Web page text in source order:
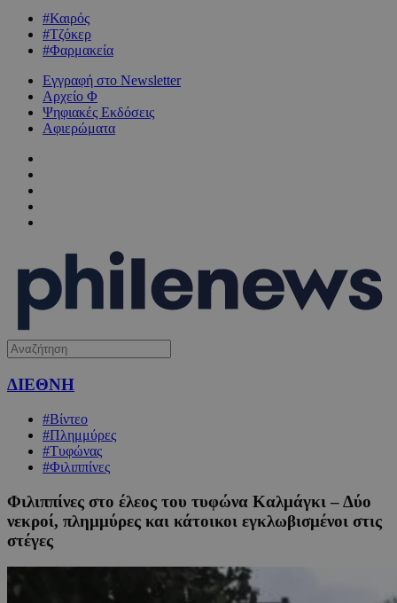
#Καιρός
#Τζόκερ
#Φαρμακεία
Εγγραφή στο Newsletter
Αρχείο Φ
Ψηφιακές Εκδόσεις
Αφιερώματα
ΔΙΕΘΝΗ
#Βίντεο
#Πλημμύρες
#Τυφώνας
#Φιλιππίνες
Φιλιππίνες στο έλεος του τυφώνα Καλμάγκι – Δύο
νεκροί, πλημμύρες και κάτοικοι εγκλωβισμένοι στις
στέγες